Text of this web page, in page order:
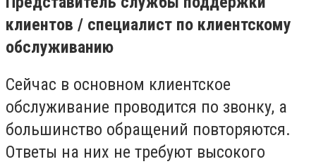
клиентов / специалист по клиентскому
обслуживанию
Сейчас в основном клиентское
обслуживание проводится по звонку, а
большинство обращений повторяются.
Ответы на них не требуют высокого